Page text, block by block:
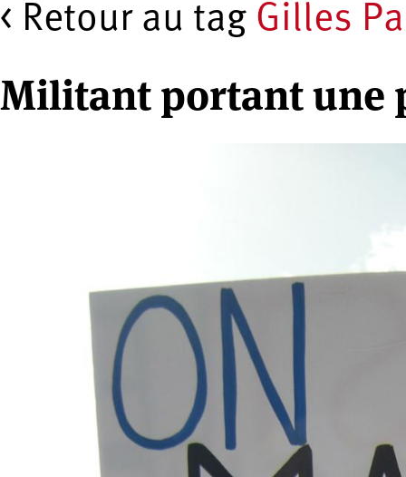
< Retour au tag Gilles
Militant portant une